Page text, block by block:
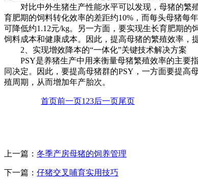
对比中外生猪生产性能水平可以发现，母猪的繁
育肥期的饲料转化效率的差距约10%，而每头母猪每
可降低约1.12元/kg。另一方面，要实现生长育肥期
饲料成本和健康成本。因此，提高母猪的繁殖效率，
2、 实现增效降本的“一体化”关键技术解决方案
PSY是养猪生产中用来衡量母猪繁殖效率的主要
同决定。因此，要提高母猪群的PSY，一方面要提
殖周期，从而增加年产胎次。
首页前一页1 23后一页尾页
上一篇： 冬季产房母猪的饲养管理
下一篇： 仔猪交叉哺育实用技巧